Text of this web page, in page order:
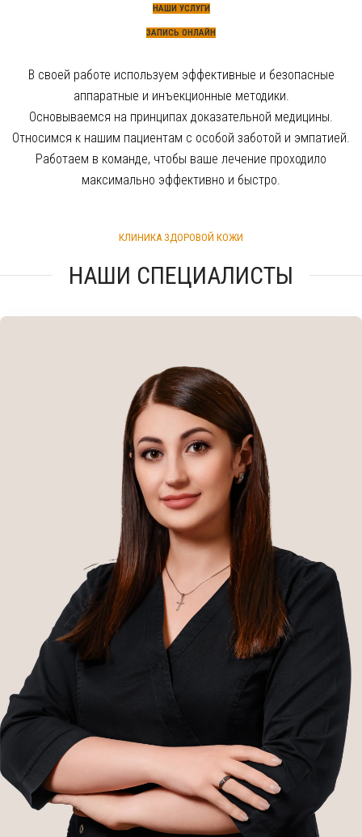
НАШИ УСЛУГИ
ЗАПИСЬ ОНЛАЙН
В своей работе используем эффективные и безопасные
аппаратные и инъекционные методики.
Основываемся на принципах доказательной медицины.
Относимся к нашим пациентам с особой заботой и эмпатией.
Работаем в команде, чтобы ваше лечение проходило
максимально эффективно и быстро.
КЛИНИКА ЗДОРОВОЙ КОЖИ
НАШИ СПЕЦИАЛИСТЫ